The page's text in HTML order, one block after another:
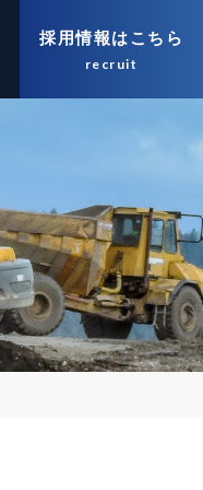
採用情報はこちら